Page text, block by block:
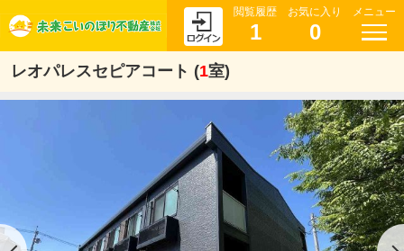
閲覧履歴
1
お気に入り
0
メニュー
レオパレスセピアコート (1室)